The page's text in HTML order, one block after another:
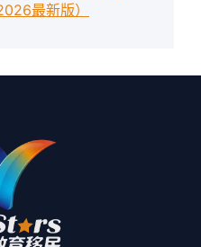
最新版）